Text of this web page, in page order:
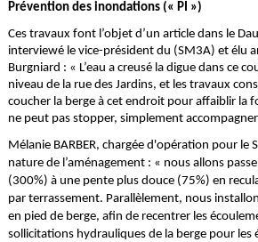
Prévention des inondations (« PI »)
Ces travaux font l’objet d’un article dans le
interviewé le vice-président du (SM3A) et élu
Burgniard : « L’eau a creusé la digue dans ce
niveau de la rue des Jardins, et les travaux
coucher la berge à cet endroit pour affaiblir la
ne peut pas stopper, simplement
Mélanie BARBER, chargée d'opération pour le
nature de l’aménagement : « nous allons
(300%) à une pente plus douce (75%) en
par terrassement. Parallèlement, nous
en pied de berge, afin de recentrer les
sollicitations hydrauliques de la berge pour les